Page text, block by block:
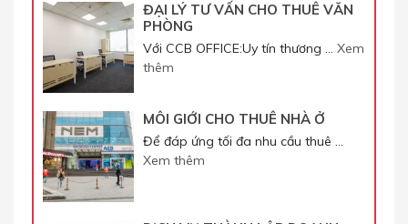
ĐẠI LÝ TƯ VẤN CHO THUÊ VĂN
PHÒNG
Với CCB OFFICE:Uy tín thương … Xem
thêm
MÔI GIỚI CHO THUÊ NHÀ Ở
Để đáp ứng tối đa nhu cầu thuê …
Xem thêm